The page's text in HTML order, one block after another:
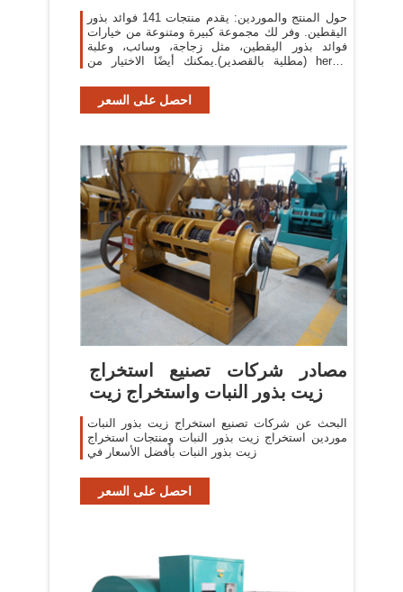
حول المنتج والموردين: يقدم منتجات 141 فوائد بذور
اليقطين. وفر لك مجموعة كبيرة ومتنوعة من خيارات
فوائد بذور اليقطين، مثل زجاجة، وسائب، وعلبة
(مطلية بالقصدير).يمكنك أيضًا الاختيار من herbal
احصل على السعر
مصادر شركات تصنيع استخراج
زيت بذور النبات واستخراج زيت
البحث عن شركات تصنيع استخراج زيت بذور النبات
موردين استخراج زيت بذور النبات ومنتجات استخراج
زيت بذور النبات بأفضل الأسعار في
احصل على السعر